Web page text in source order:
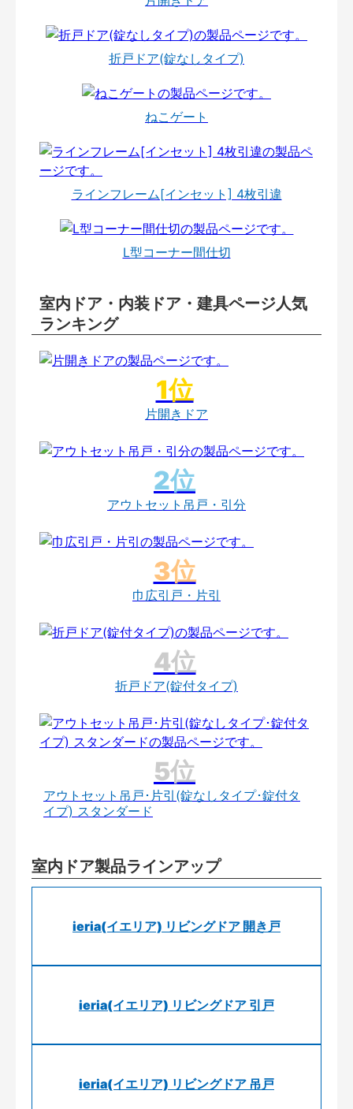
折戸ドア(錠なしタイプ)
ねこゲート
ラインフレーム[インセット] 4枚引違
L型コーナー間仕切
室内ドア・内装ドア・建具ページ人気
ランキング
片開きドア
アウトセット吊戸・引分
巾広引戸・片引
折戸ドア(錠付タイプ)
アウトセット吊戸･片引(錠なしタイプ･錠付タ
イプ) スタンダード
室内ドア製品ラインアップ
ieria(イエリア) リビングドア 開き戸
ieria(イエリア) リビングドア 引戸
ieria(イエリア) リビングドア 吊戸